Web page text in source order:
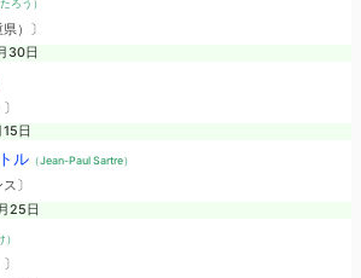
ろう）
）〕
30日
日
ル（Jean-Paul Sartre）
〕
25日